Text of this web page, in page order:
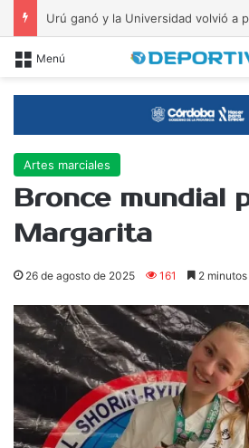
Urú ganó y la Universidad volvió a
Menú
Artes marciales
Bronce mundial
Margarita
26 de agosto de 2025 161 2